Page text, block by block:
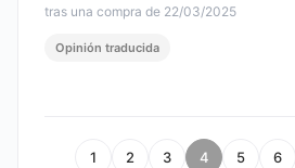
tras una compra de 22/03/2025
Opinión traducida
1 2 3 4 5 6